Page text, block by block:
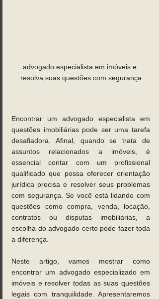
advogado especialista em imóveis e
resolva suas questões com segurança
Encontrar um advogado especialista em
questões imobiliárias pode ser uma tarefa
desafiadora. Afinal, quando se trata de
assuntos relacionados a imóveis, é
essencial contar com um profissional
qualificado que possa oferecer orientação
jurídica precisa e resolver seus problemas
com segurança. Se você está lidando com
questões como compra, venda, locação,
contratos ou disputas imobiliárias, a
escolha do advogado certo pode fazer toda
a diferença.
Neste artigo, vamos mostrar como
encontrar um advogado especializado em
imóveis e resolver todas as suas questões
legais com tranquilidade. Apresentaremos